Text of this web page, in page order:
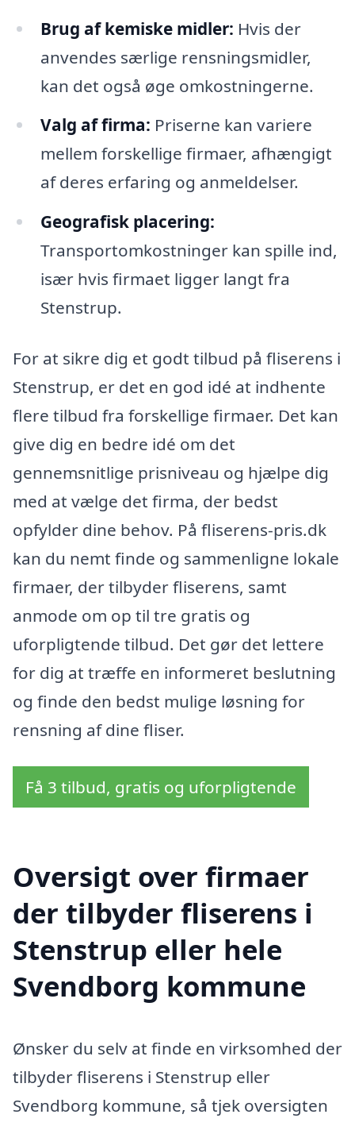
Brug af kemiske midler: Hvis der
anvendes særlige rensningsmidler,
kan det også øge omkostningerne.
Valg af firma: Priserne kan variere
mellem forskellige firmaer, afhængigt
af deres erfaring og anmeldelser.
Geografisk placering:
Transportomkostninger kan spille ind,
især hvis firmaet ligger langt fra
Stenstrup.
For at sikre dig et godt tilbud på fliserens i
Stenstrup, er det en god idé at indhente
flere tilbud fra forskellige firmaer. Det kan
give dig en bedre idé om det
gennemsnitlige prisniveau og hjælpe dig
med at vælge det firma, der bedst
opfylder dine behov. På fliserens-pris.dk
kan du nemt finde og sammenligne lokale
firmaer, der tilbyder fliserens, samt
anmode om op til tre gratis og
uforpligtende tilbud. Det gør det lettere
for dig at træffe en informeret beslutning
og finde den bedst mulige løsning for
rensning af dine fliser.
Få 3 tilbud, gratis og uforpligtende
Oversigt over firmaer
der tilbyder fliserens i
Stenstrup eller hele
Svendborg kommune
Ønsker du selv at finde en virksomhed der
tilbyder fliserens i Stenstrup eller
Svendborg kommune, så tjek oversigten